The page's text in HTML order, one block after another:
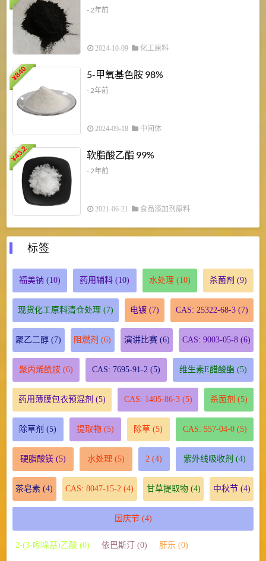
- 2年前
2024-10-09 化工原料
¥
840 5-甲氧基色胺 98%
- 2年前
2024-09-18 中间体
¥
43.2 软脂酸乙酯 99%
- 2年前
2021-06-21 食品添加剂原料
标签
福美钠 (10) 药用辅料 (10) 水处理 (10) 杀菌剂 (9)
现货化工原料清仓处理 (7) 电镀 (7) CAS: 25322-68-3 (7)
聚乙二醇 (7) 阻燃剂 (6) 演讲比赛(6) CAS: 9003-05-8(6)
聚丙烯酰胺(6) CAS: 7695-91-2 (5) 维生素E醋酸酯 (5)
药用薄膜包衣预混剂 (5) CAS: 1405-86-3(5) 杀菌剂 (5)
除草剂 (5) 提取物(5) 除草 (5) CAS: 557-04-0(5)
硬脂酸镁(5) 水处理 (5) 2 (4) 紫外线吸收剂 (4)
茶皂素 (4) CAS: 8047-15-2 (4) 甘草提取物(4) 中秋节(4)
国庆节(4)
2-(3-吲哚基)乙酸 (0) 依巴斯汀 (0) 肝乐 (0)